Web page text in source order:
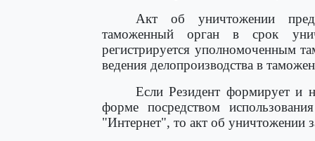
Акт об уничтожении
таможенный орган в срок
регистрируется уполномоченным
ведения делопроизводства в
Если Резидент формирует и
форме посредством
"Интернет", то акт об уничтожении